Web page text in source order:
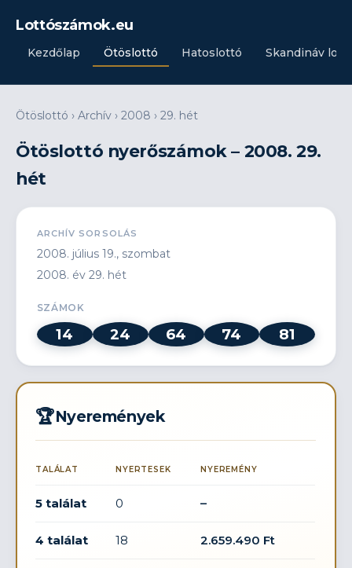
Lottószámok.eu
Kezdőlap Ötöslottó Hatoslottó Skandináv
Ötöslottó › Archív › 2008 › 29. hét
Ötöslottó nyerőszámok – 2008. 29.
hét
ARCHÍV SORSOLÁS
2008. július 19., szombat
2008. év 29. hét
SZÁMOK
14 24 64 74 81
🏆Nyeremények
TALÁLAT NYERTESEK NYEREMÉNY
5 találat 0 –
4 találat 18 2.659.490 Ft